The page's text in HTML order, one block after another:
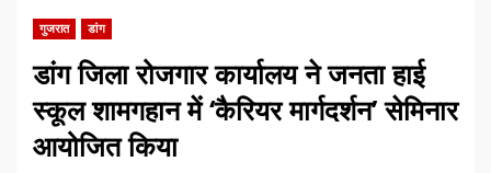
गुजरात डांग
डांग जिला रोजगार कार्यालय ने जनता हाई
स्कूल शामगहान में ‘कैरियर मार्गदर्शन’ सेमिनार
आयोजित किया